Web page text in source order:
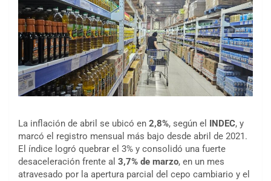
La inflación de abril se ubicó en 2,8%, según el INDEC, y
marcó el registro mensual más bajo desde abril de 2021.
El índice logró quebrar el 3% y consolidó una fuerte
desaceleración frente al 3,7% de marzo, en un mes
atravesado por la apertura parcial del cepo cambiario y el